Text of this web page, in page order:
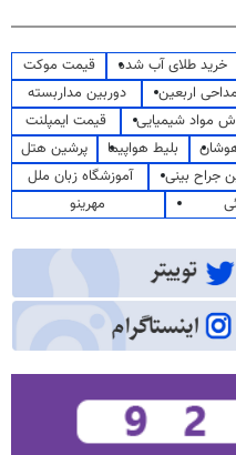
خرید طلای آب شده
قیمت موکت
مداحی اربعین
دوربین مداربسته
مواد شیمیایی
قیمت ایمپلنت
بلیط هواپیما
پرشین هتل
جراح بینی
آموزشگاه زبان ملل
مهرینو